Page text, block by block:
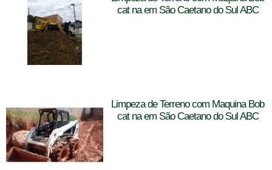
cat na em São Caetano do Sul ABC
Limpeza de Terreno com Maquina Bob
cat na em São Caetano do Sul ABC